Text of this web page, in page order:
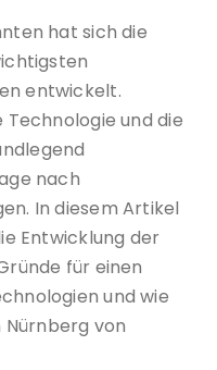
hat sich die
entwickelt.
Technologie und die
nach
In diesem Artikel
Entwicklung der
für einen
und wie
Nürnberg von